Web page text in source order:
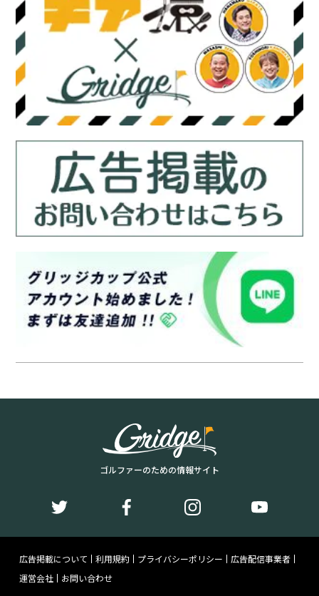
ゴルファーのための情報サイト
広告掲載について 利用規約 プライバシーポリシー
広告配信事業者
運営会社
お問い合わせ